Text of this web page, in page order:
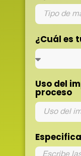
¿Cuál es
Uso del
proceso